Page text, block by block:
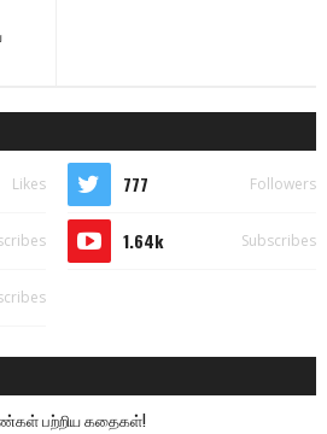
Likes 777 Followers
1.64k Subscribes
பற்றிய கதைகள்!